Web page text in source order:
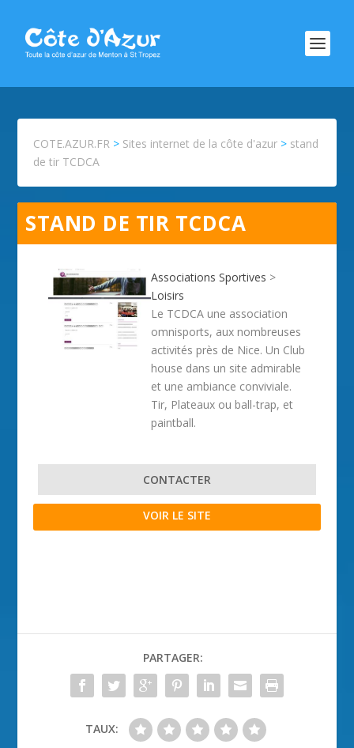
COTE.AZUR.FR > Sites internet de la côte d'azur > stand
de tir TCDCA
STAND DE TIR TCDCA
Associations Sportives >
Loisirs
Le TCDCA une association
omnisports, aux nombreuses
activités près de Nice. Un Club
house dans un site admirable
et une ambiance conviviale.
Tir, Plateaux ou ball-trap, et
paintball.
CONTACTER
VOIR LE SITE
PARTAGER:
TAUX: